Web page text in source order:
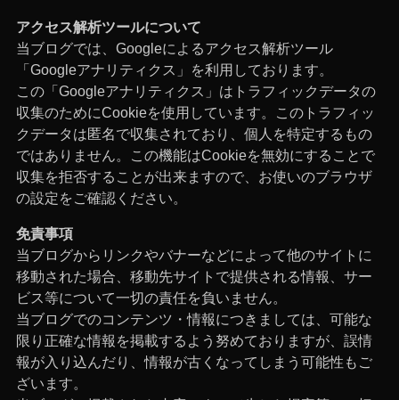
アクセス解析ツールについて
当ブログでは、Googleによるアクセス解析ツール
「Googleアナリティクス」を利用しております。
この「Googleアナリティクス」はトラフィックデータの
収集のためにCookieを使用しています。このトラフィッ
クデータは匿名で収集されており、個人を特定するもの
ではありません。この機能はCookieを無効にすることで
収集を拒否することが出来ますので、お使いのブラウザ
の設定をご確認ください。
免責事項
当ブログからリンクやバナーなどによって他のサイトに
移動された場合、移動先サイトで提供される情報、サー
ビス等について一切の責任を負いません。
当ブログでのコンテンツ・情報につきましては、可能な
限り正確な情報を掲載するよう努めておりますが、誤情
報が入り込んだり、情報が古くなってしまう可能性もご
ざいます。